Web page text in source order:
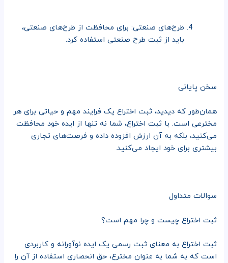
طرح‌های صنعتی: برای محافظت از طرح‌های صنعتی،
باید از ثبت طرح صنعتی استفاده کرد.
سخن پایانی
همان‌طور که دیدید، ثبت اختراع یک فرایند مهم و حیاتی برای هر
مخترعی است. با ثبت اختراع، شما نه تنها از ایده خود محافظت
می‌کنید، بلکه به آن ارزش افزوده داده و فرصت‌های تجاری
بیشتری برای خود ایجاد می‌کنید.
سوالات متداول
ثبت اختراع چیست و چرا مهم است؟
ثبت اختراع به معنای ثبت رسمی یک ایده نوآورانه و کاربردی
است که به شما به عنوان مخترع، حق انحصاری استفاده از آن را